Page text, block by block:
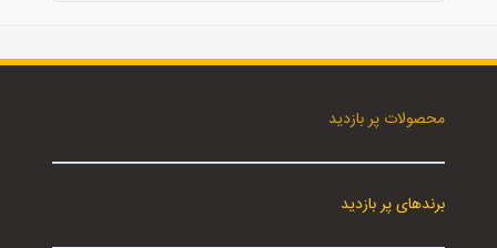
محصولات پر بازدید
برندهای پر بازدید